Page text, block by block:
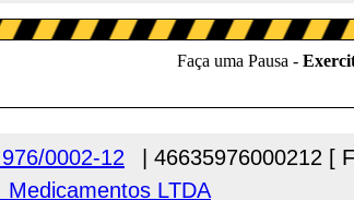
0002-12
| 46635976000212 [
Medicamentos LTDA